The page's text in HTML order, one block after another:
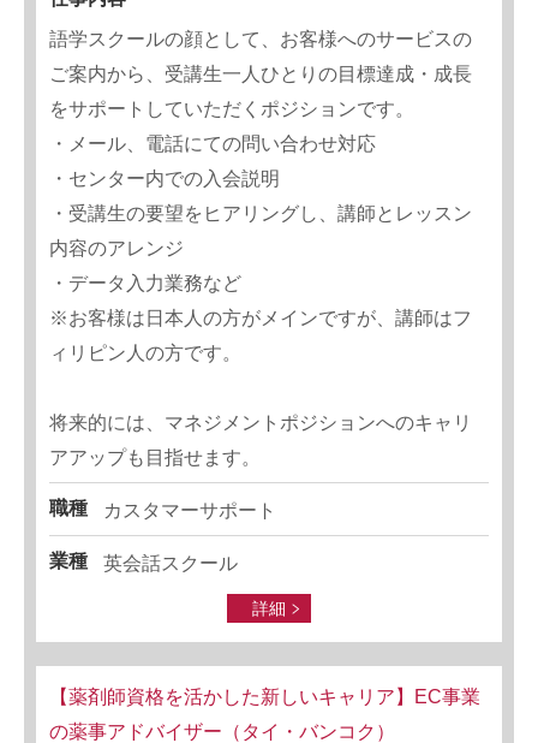
語学スクールの顔として、お客様へのサービスの
ご案内から、受講生一人ひとりの目標達成・成長
をサポートしていただくポジションです。
・メール、電話にての問い合わせ対応
・センター内での入会説明
・受講生の要望をヒアリングし、講師とレッスン
内容のアレンジ
・データ入力業務など
※お客様は日本人の方がメインですが、講師はフ
ィリピン人の方です。
将来的には、マネジメントポジションへのキャリ
アアップも目指せます。
職種 カスタマーサポート
業種 英会話スクール
詳細
【薬剤師資格を活かした新しいキャリア】EC事業
の薬事アドバイザー（タイ・バンコク）